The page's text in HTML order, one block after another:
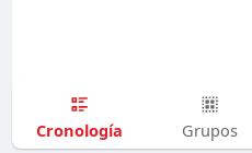
Cronología Grupos